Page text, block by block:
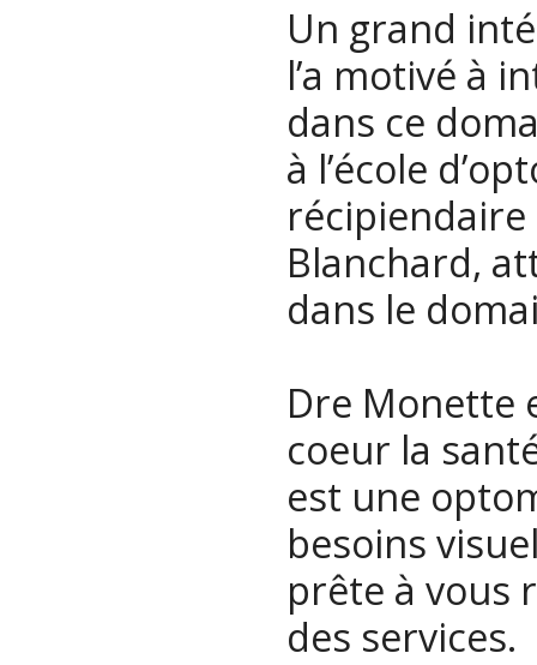
Un grand
l’a motivé à
dans ce
à l’école
récipiendaire
Blanchard,
dans le
Dre Monette
coeur la
est une
besoins
prête à vous
des services.